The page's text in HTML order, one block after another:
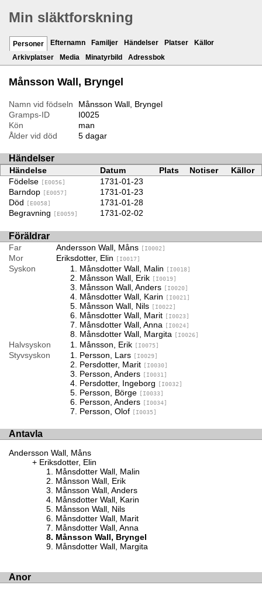
Min släktforskning
Personer Efternamn Familjer Händelser Platser
Källor
Arkivplatser
Media Minatyrbild Adressbok
Månsson Wall, Bryngel
Namn vid födseln
Månsson Wall, Bryngel
Gramps-ID
I0025
Kön
man
Ålder vid död
5 dagar
Händelser
Händelse Datum Plats Notiser
Källor
Födelse
[E0056]
1731-01-23
Barndop
[E0057]
1731-01-23
Död
[E0058]
1731-01-28
Begravning
[E0059] 1731-02-02
Föräldrar
Far Andersson Wall, Måns [I0002]
Mor Eriksdotter, Elin [I0017]
Syskon Månsdotter Wall, Malin [I0018]
Månsson Wall, Erik [I0019]
Månsson Wall, Anders [I0020]
Månsdotter Wall, Karin [I0021]
Månsson Wall, Nils [I0022]
Månsdotter Wall, Marit [I0023]
Månsdotter Wall, Anna [I0024]
Månsdotter Wall, Margita [I0026]
Halvsyskon Månsson, Erik [I0075]
Styvsyskon Persson, Lars [I0029]
Persdotter, Marit [I0030]
Persson, Anders [I0031]
Persdotter, Ingeborg [I0032]
Persson, Börge [I0033]
Persson, Anders [I0034]
Persson, Olof [I0035]
Antavla
Andersson Wall, Måns
Eriksdotter, Elin
Månsdotter Wall, Malin
Månsson Wall, Erik
Månsson Wall, Anders
Månsdotter Wall, Karin
Månsson Wall, Nils
Månsdotter Wall, Marit
Månsdotter Wall, Anna
Månsson Wall, Bryngel
Månsdotter Wall, Margita
Anor